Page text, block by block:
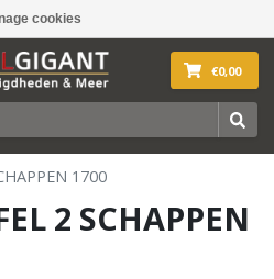
cookies
€0,00
1700
2 SCHAPPEN